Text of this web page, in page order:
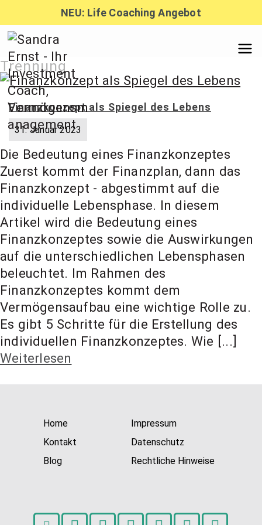
Inhalt
springen
NEU: Life Coaching Angebot
Sandra
Ernst –
Finanzber
atung,
Investmen
t Coach,
Anlageber
Trennung
Finanzkonzept als Spiegel des Lebens
31. Januar 2023
Die Bedeutung eines Finanzkonzeptes
Zuerst kommt der Finanzplan, dann das
Finanzkonzept - abgestimmt auf die
individuelle Lebensphase. In diesem
Artikel wird die Bedeutung eines
Finanzkonzeptes sowie die Auswirkungen
auf die unterschiedlichen Lebensphasen
beleuchtet. Im Rahmen des
Finanzkonzeptes kommt dem
Vermögensaufbau eine wichtige Rolle zu.
Es gibt 5 Schritte für die Erstellung des
individuellen Finanzkonzeptes. Wie [...]
Weiterlesen
Home
Kontakt
Blog
Impressum
Datenschutz
Rechtliche Hinweise